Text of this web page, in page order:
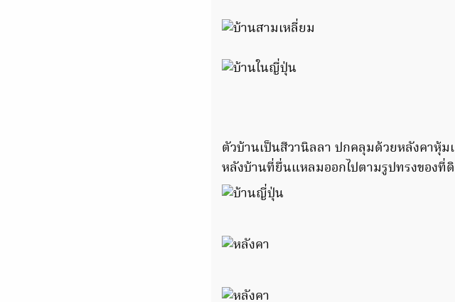
ตัวบ้านเป็นสีวานิลลา ปกคลุมด้วยหลังคาหุ้
หลังบ้านที่ยื่นแหลมออกไปตามรูปทรงของที่